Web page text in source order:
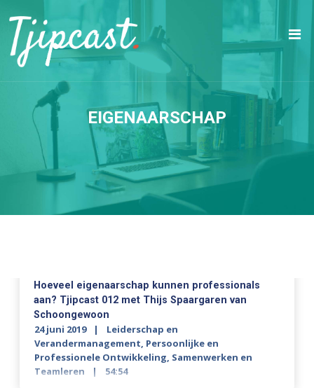
EIGENAARSCHAP
Hoeveel eigenaarschap kunnen professionals
aan? Tjipcast 012 met Thijs Spaargaren van
Schoongewoon
24 juni 2019
Leiderschap en
Verandermanagement, Persoonlijke en
Professionele Ontwikkeling, Samenwerken en
Teamleren
54:54